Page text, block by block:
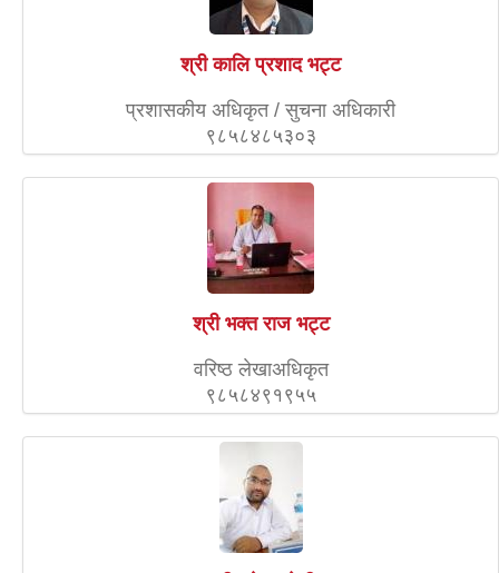
श्री कालि प्रशाद भट्ट
प्रशासकीय अधिकृत / सुचना अधिकारी
९८५८४८५३०३
श्री भक्त राज भट्ट
वरिष्ठ लेखाअधिकृत
९८५८४९१९५५